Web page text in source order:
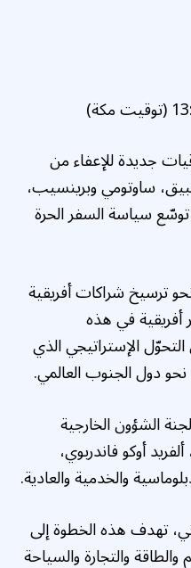
مكة)
جديدة للإعفاء من
هي موزمبيق، ساوتومي وبرينسيب،
سياسة السفر الحرة
ترسيخ شراكات أفريقية
أفريقية في هذه
الإستراتيجي الذي
نحو دول الجنوب العالمي.
الشؤون الخارجية
أوكو فاندربوي،
والخدمية والعادية.
تهدف هذه الخطوة إلى
والتجارة والسياحة